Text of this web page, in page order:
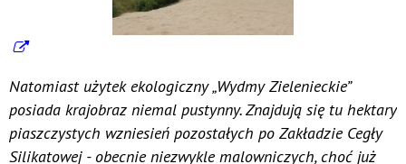
Natomiast użytek ekologiczny „Wydmy Zielenieckie”
posiada krajobraz niemal pustynny. Znajdują się tu hektary
piaszczystych wzniesień pozostałych po Zakładzie Cegły
Silikatowej - obecnie niezwykle malowniczych, choć już